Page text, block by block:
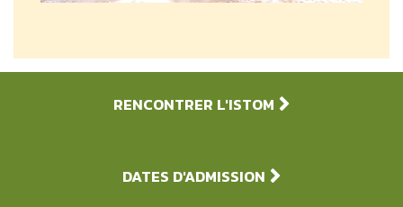
RENCONTRER L'ISTOM
DATES D'ADMISSION